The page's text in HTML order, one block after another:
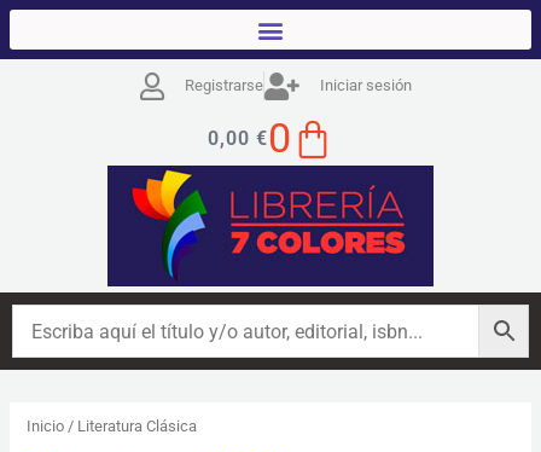
al
Registrarse Iniciar sesión
0,00 €0
CART
Inicio / Literatura Clásica